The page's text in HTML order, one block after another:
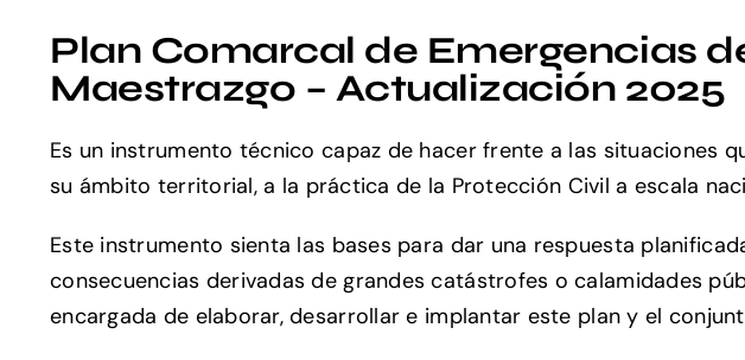
Plan Comarcal de Emergencias
Maestrazgo – Actualización 2025
Es un instrumento técnico capaz de hacer frente a las situaciones
su ámbito territorial, a la práctica de la Protección Civil a escala
Este instrumento sienta las bases para dar una respuesta
consecuencias derivadas de grandes catástrofes o calamidades
encargada de elaborar, desarrollar e implantar este plan y el